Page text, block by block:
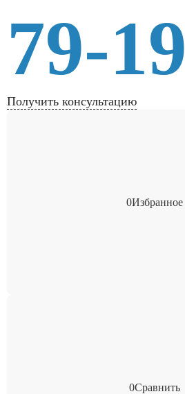
79-19
Получить консультацию
0Избранное
0Сравнить